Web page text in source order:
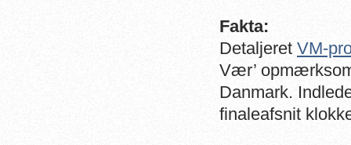
Fakta:
Detaljeret VM-
Vær’
Danmark.
finaleafsnit